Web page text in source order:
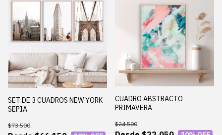
SET DE 3 CUADROS NEW YORK
SEPIA
$73.500
CUADRO ABSTRACTO
PRIMAVERA
$24.500